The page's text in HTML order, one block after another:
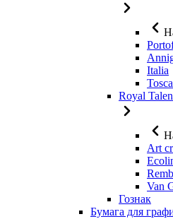
Italia
Royal
Art
Van
Гознак
Бумага для